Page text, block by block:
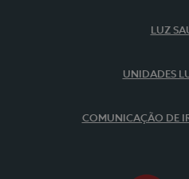
LUZ
UNIDADES
COMUNICAÇÃO DE